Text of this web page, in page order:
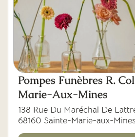
Pompes Funèbres R.
Marie-Aux-Mines
138 Rue Du Maréchal De
68160 Sainte-Marie-aux-Mines